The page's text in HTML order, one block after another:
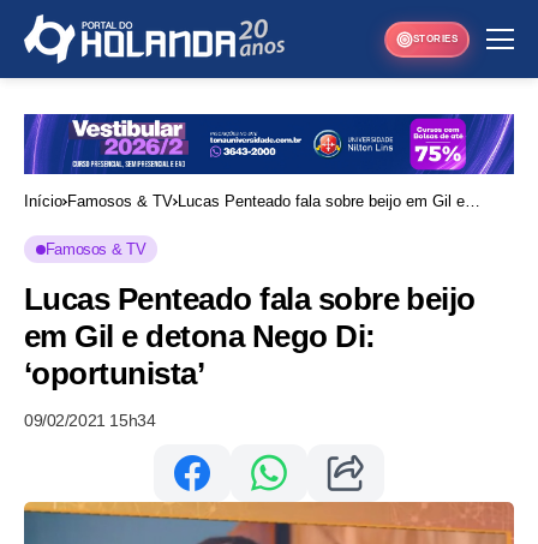
STORIES
Início Famosos & TV Lucas Penteado fala sobre beijo em Gil e
Famosos & TV
Lucas Penteado fala sobre beijo
em Gil e detona Nego Di:
‘oportunista’
09/02/2021 15h34